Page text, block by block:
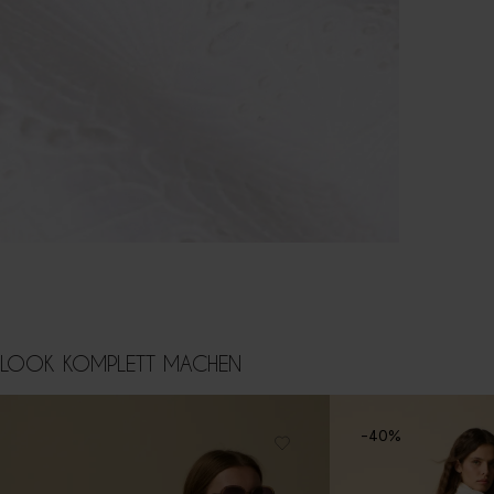
LOOK KOMPLETT MACHEN
-40%